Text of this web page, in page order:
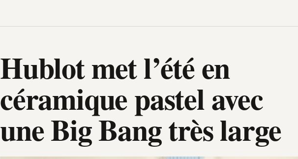
Hublot met l’été en
céramique pastel avec
une Big Bang très large